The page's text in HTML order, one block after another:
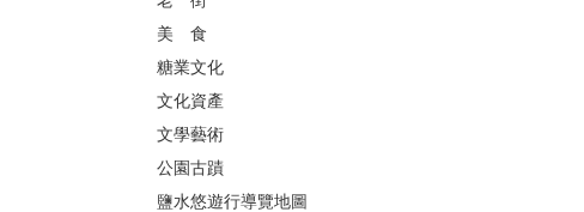
美 食
糖業文化
文化資產
文學藝術
公園古蹟
鹽水悠遊行導覽地圖